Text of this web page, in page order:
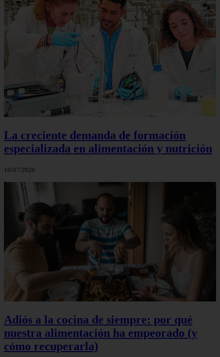
La creciente demanda de formación
especializada en alimentación y nutrición
10/07/2026
Adiós a la cocina de siempre: por qué
nuestra alimentación ha empeorado (y
cómo recuperarla)